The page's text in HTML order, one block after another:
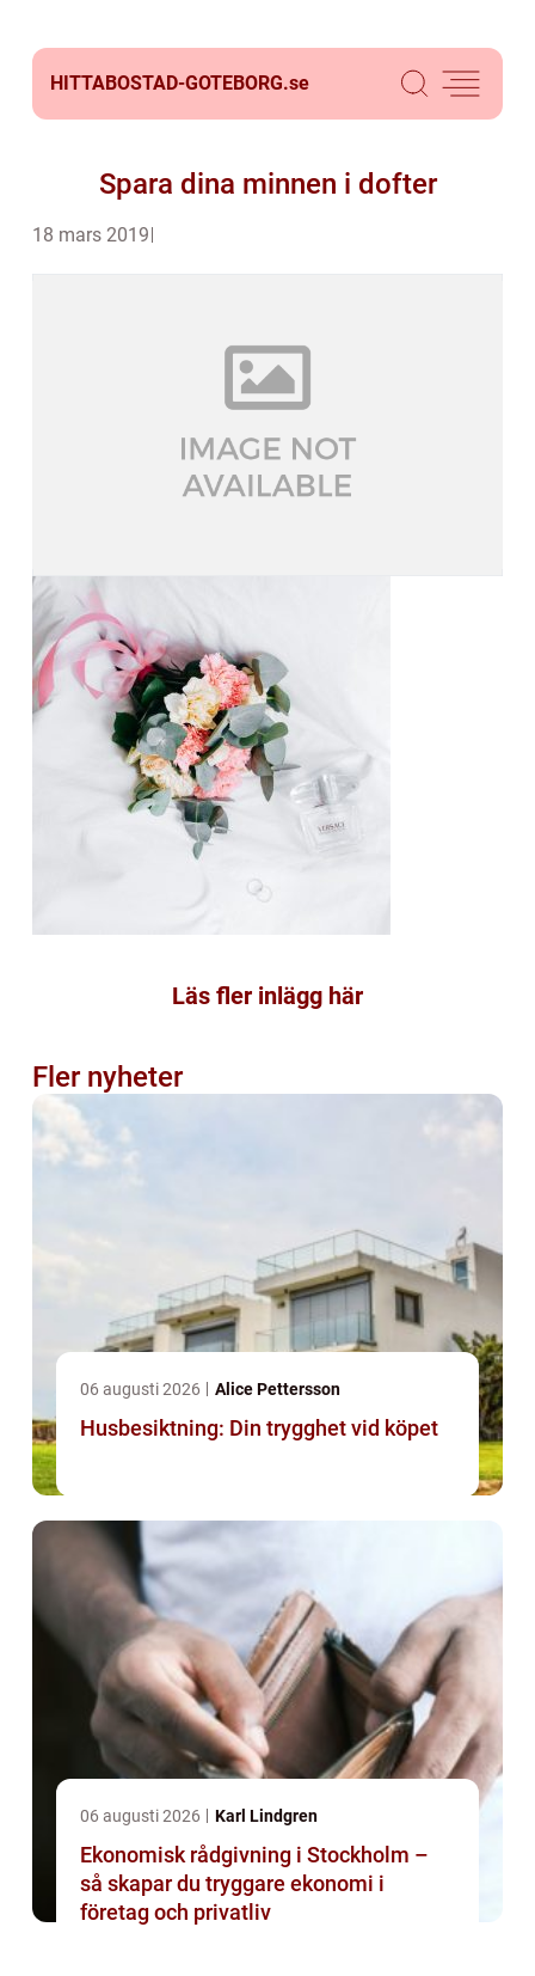
HITTABOSTAD-GOTEBORG.se
Spara dina minnen i dofter
18 mars 2019
Läs fler inlägg här
Fler nyheter
06 augusti 2026 Alice Pettersson
Husbesiktning: Din trygghet vid köpet
06 augusti 2026 Karl Lindgren
Ekonomisk rådgivning i Stockholm –
så skapar du tryggare ekonomi i
företag och privatliv